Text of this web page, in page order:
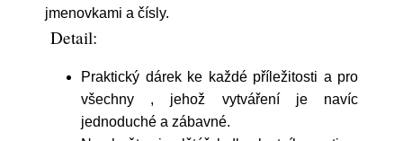
jmenovkami a čísly.
Detail:
Praktický dárek ke každé příležitosti a pro
všechny , jehož vytváření je navíc
jednoduché a zábavné.